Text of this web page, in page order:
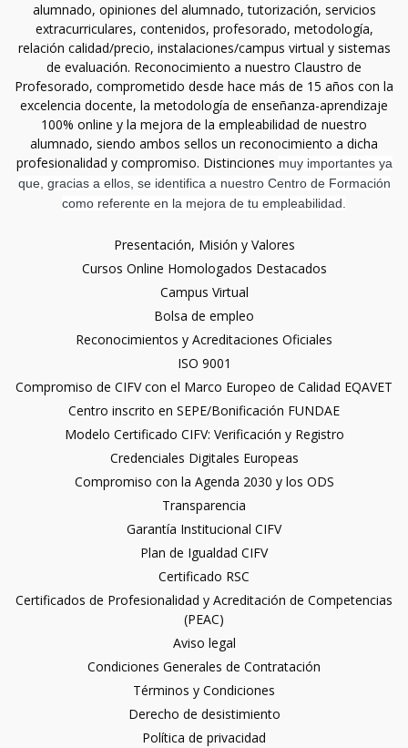
alumnado, opiniones del alumnado, tutorización, servicios
extracurriculares, contenidos, profesorado, metodología,
relación calidad/precio, instalaciones/campus virtual y sistemas
de evaluación. Reconocimiento a nuestro Claustro de
Profesorado, comprometido desde hace más de 15 años con la
excelencia docente, la metodología de enseñanza-aprendizaje
100% online y la mejora de la empleabilidad de nuestro
alumnado, siendo ambos sellos un reconocimiento a dicha
profesionalidad y compromiso. Distinciones muy importantes ya
que, gracias a ellos, se identifica a nuestro Centro de Formación
como referente en la mejora de tu empleabilidad.
Presentación, Misión y Valores
Cursos Online Homologados Destacados
Campus Virtual
Bolsa de empleo
Reconocimientos y Acreditaciones Oficiales
ISO 9001
Compromiso de CIFV con el Marco Europeo de Calidad EQAVET
Centro inscrito en SEPE/Bonificación FUNDAE
Modelo Certificado CIFV: Verificación y Registro
Credenciales Digitales Europeas
Compromiso con la Agenda 2030 y los ODS
Transparencia
Garantía Institucional CIFV
Plan de Igualdad CIFV
Certificado RSC
Certificados de Profesionalidad y Acreditación de Competencias
(PEAC)
Aviso legal
Condiciones Generales de Contratación
Términos y Condiciones
Derecho de desistimiento
Política de privacidad